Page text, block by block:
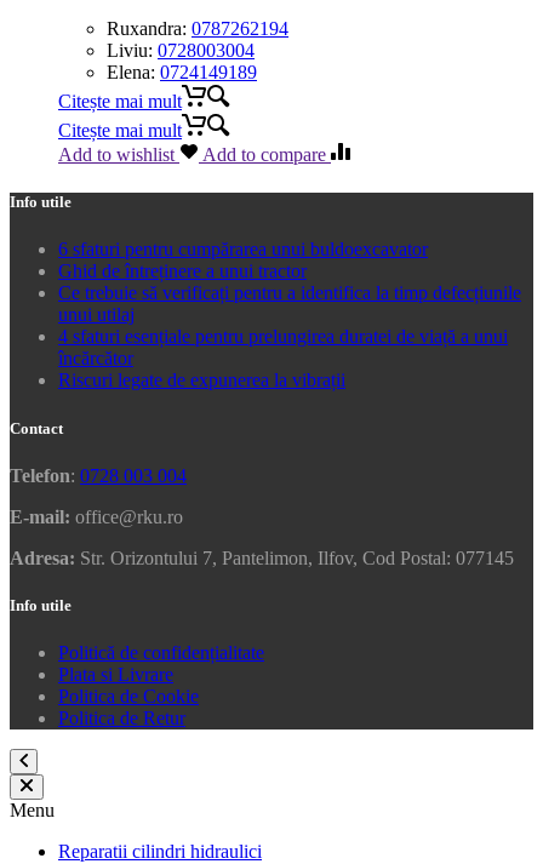
Ruxandra: 0787262194
Liviu: 0728003004
Elena: 0724149189
Citește mai mult
Citește mai mult
Add to wishlist
Add to compare
Info utile
6 sfaturi pentru cumpărarea unui buldoexcavator
Ghid de întreținere a unui tractor
Ce trebuie să verificați pentru a identifica la timp defecțiunile
unui utilaj
4 sfaturi esențiale pentru prelungirea duratei de viață a unui
încărcător
Riscuri legate de expunerea la vibrații
Contact
Telefon: 0728 003 004
E-mail: office@rku.ro
Adresa: Str. Orizontului 7, Pantelimon, Ilfov, Cod Postal: 077145
Info utile
Politică de confidențialitate
Plata si Livrare
Politica de Cookie
Politica de Retur
Menu
Reparatii cilindri hidraulici